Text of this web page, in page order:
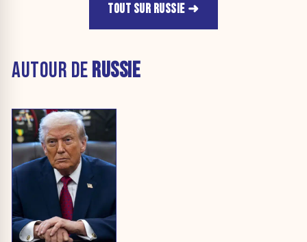
TOUT SUR RUSSIE
AUTOUR DERUSSIE